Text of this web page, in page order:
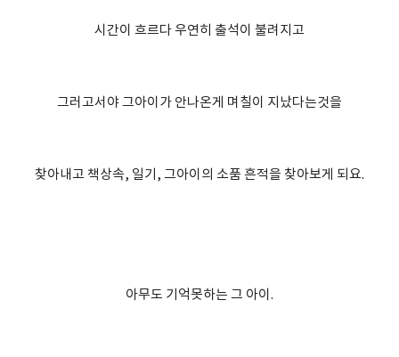
시간이 흐르다 우연히 출석이 불려지고
그러고서야 그아이가 안나온게 며칠이 지났다는것을
찾아내고 책상속, 일기, 그아이의 소품 흔적을 찾아보게 되요.
아무도 기억못하는 그 아이.